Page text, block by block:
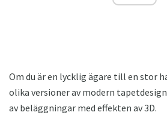
Om du är en lycklig ägare till en stor
olika versioner av modern
av beläggningar med effekten av 3D.